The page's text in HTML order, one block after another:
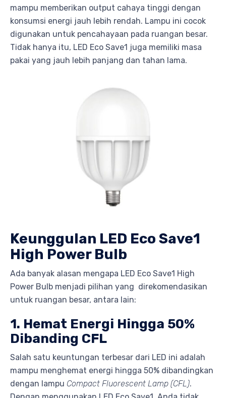
mampu memberikan output cahaya tinggi dengan
konsumsi energi jauh lebih rendah. Lampu ini cocok
digunakan untuk pencahayaan pada ruangan besar.
Tidak hanya itu, LED Eco Save1 juga memiliki masa
pakai yang jauh lebih panjang dan tahan lama.
Keunggulan LED Eco Save1
High Power Bulb
Ada banyak alasan mengapa LED Eco Save1 High
Power Bulb menjadi pilihan yang direkomendasikan
untuk ruangan besar, antara lain:
1. Hemat Energi Hingga 50%
Dibanding CFL
Salah satu keuntungan terbesar dari LED ini adalah
mampu menghemat energi hingga 50% dibandingkan
dengan lampu Compact Fluorescent Lamp (CFL).